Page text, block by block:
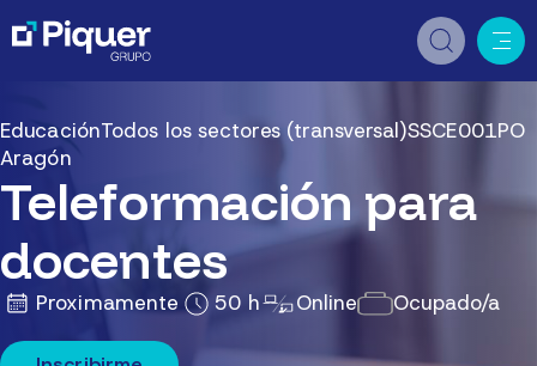
EducaciónTodos los sectores (transversal)SSCE001PO
Aragón
Teleformación para
docentes
Proximamente 50 h Online Ocupado/a